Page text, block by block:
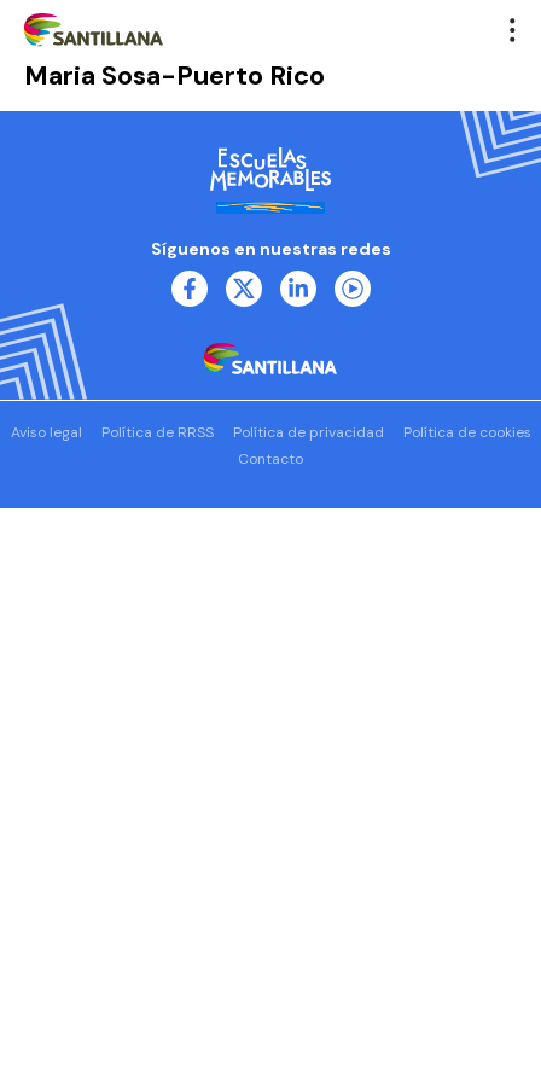
Maria Sosa-Puerto Rico
Síguenos en nuestras redes
Aviso legal Política de RRSS Política de privacidad
Política de cookies
Contacto